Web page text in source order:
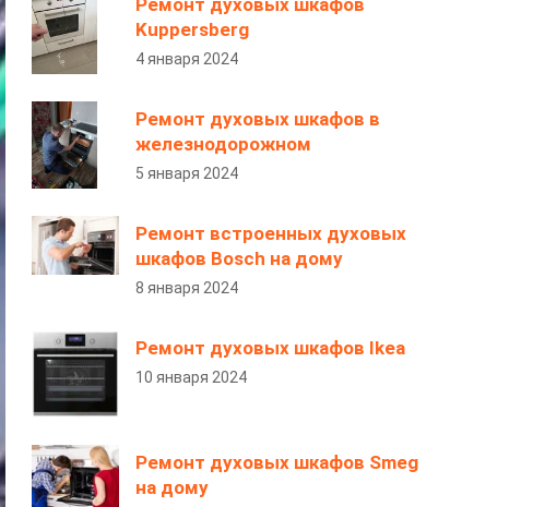
Ремонт духовых шкафов
Kuppersberg
4 января 2024
Ремонт духовых шкафов в
железнодорожном
5 января 2024
Ремонт встроенных духовых
шкафов Bosch на дому
8 января 2024
Ремонт духовых шкафов Ikea
10 января 2024
Ремонт духовых шкафов Smeg
на дому